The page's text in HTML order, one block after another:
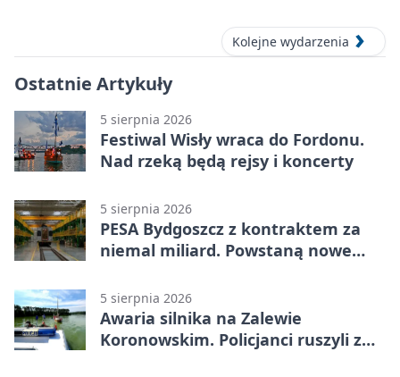
Kolejne wydarzenia
Ostatnie Artykuły
5 sierpnia 2026
Festiwal Wisły wraca do Fordonu.
Nad rzeką będą rejsy i koncerty
5 sierpnia 2026
PESA Bydgoszcz z kontraktem za
niemal miliard. Powstaną nowe
5 sierpnia 2026
Awaria silnika na Zalewie
Koronowskim. Policjanci ruszyli z